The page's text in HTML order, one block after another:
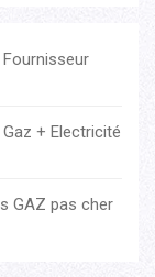
+ Electricité
GAZ pas cher